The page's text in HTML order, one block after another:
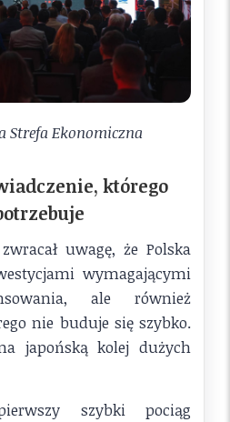
Strefa Ekonomiczna
którego
uwagę, że Polska
wymagającymi
ale również
nie buduje się szybko.
japońską kolej dużych
szybki pociąg